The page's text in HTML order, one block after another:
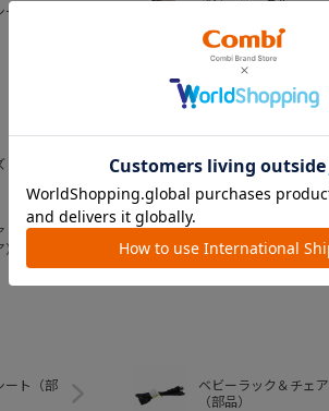
ト
ベビーラック＆
おむつ・
トイレグッズ
ベビー食器
ベビートイ
ート（部
ベビーラック＆チェア
（部品）